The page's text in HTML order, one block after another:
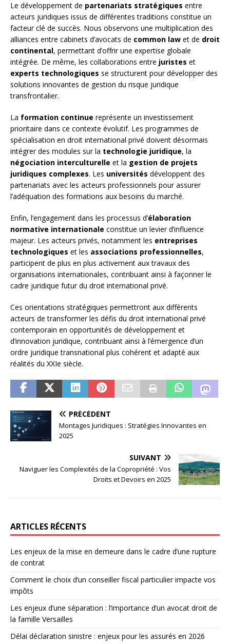
Le développement de partenariats stratégiques entre
acteurs juridiques issus de différentes traditions constitue un
facteur clé de succès. Nous observons une multiplication des
alliances entre cabinets d’avocats de common law et de droit
continental, permettant d’offrir une expertise globale
intégrée. De même, les collaborations entre juristes et
experts technologiques se structurent pour développer des
solutions innovantes de gestion du risque juridique
transfrontalier.
La formation continue représente un investissement
prioritaire dans ce contexte évolutif. Les programmes de
spécialisation en droit international privé doivent désormais
intégrer des modules sur la technologie juridique, la
négociation interculturelle et la gestion de projets
juridiques complexes. Les universités développent des
partenariats avec les acteurs professionnels pour assurer
l’adéquation des formations aux besoins du marché.
Enfin, l’engagement dans les processus d’élaboration
normative internationale constitue un levier d’influence
majeur. Les acteurs privés, notamment les entreprises
technologiques et les associations professionnelles,
participent de plus en plus activement aux travaux des
organisations internationales, contribuant ainsi à façonner le
cadre juridique futur du droit international privé.
Ces orientations stratégiques permettront aux différents
acteurs de transformer les défis du droit international privé
contemporain en opportunités de développement et
d’innovation juridique, contribuant ainsi à l’émergence d’un
ordre juridique transnational plus cohérent et adapté aux
réalités du XXIe siècle.
PRÉCÉDENT
Montages Juridiques : Stratégies Innovantes en
2025
SUIVANT
Naviguer les Complexités de la Copropriété : Vos
Droits et Devoirs en 2025
ARTICLES RÉCENTS
Les enjeux de la mise en demeure dans le cadre d’une rupture
de contrat
Comment le choix d’un conseiller fiscal particulier impacte vos
impôts
Les enjeux d’une séparation : l’importance d’un avocat droit de
la famille Versailles
Délai déclaration sinistre : enjeux pour les assurés en 2026